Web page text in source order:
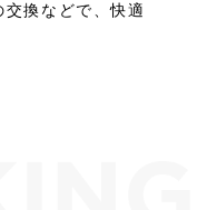
換などで、快適